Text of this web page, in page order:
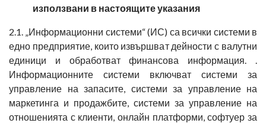
използвани в настоящите указания
2.1. „Информационни системи“ (ИС) са всички системи в
едно предприятие, които извършват дейности с валутни
единици и обработват финансова информация. .
Информационните системи включват системи за
управление на запасите, системи за управление на
маркетинга и продажбите, системи за управление на
отношенията с клиенти, онлайн платформи, софтуер за